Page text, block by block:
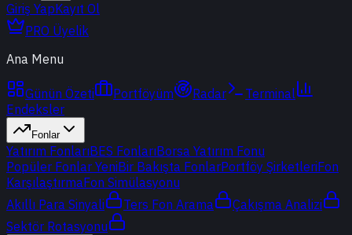
Giriş YapKayıt Ol
PRO Üyelik
Ana Menu
Günün Özeti Portföyüm Radar
Terminal
Endeksler
Fonlar
Yatırım FonlarıBES FonlarıBorsa Yatırım Fonu
Popüler Fonlar YeniBir Bakışta FonlarPortföy ŞirketleriFon
KarşılaştırmaFon Simülasyonu
Akıllı Para Sinyali
Ters Fon Arama
Çakışma Analizi
Sektör Rotasyonu